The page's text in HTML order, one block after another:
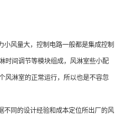
小风量大，控制电路一般都是集成控制
时间调节等模块组成，风淋室些小配
风淋室的正常运行，所以也是不容忽
不同的设计经验和成本定位所出厂的风